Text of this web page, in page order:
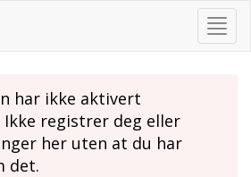
Skjul
/
har ikke aktivert
registrer deg eller
her uten at du har
det.